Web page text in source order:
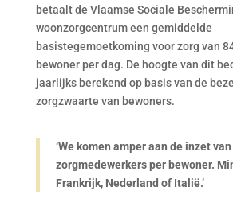
betaalt de Vlaamse Sociale
woonzorgcentrum een gemiddelde
basistegemoetkoming voor zorg van
bewoner per dag. De hoogte van dit
jaarlijks berekend op basis van de
zorgzwaarte van bewoners.
‘We komen amper aan de inzet
zorgmedewerkers per bewoner.
Frankrijk, Nederland of Italië.’